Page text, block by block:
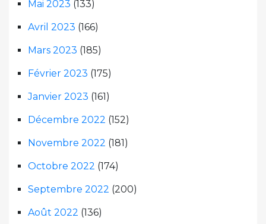
Mai 2023 (133)
Avril 2023 (166)
Mars 2023 (185)
Février 2023 (175)
Janvier 2023 (161)
Décembre 2022 (152)
Novembre 2022 (181)
Octobre 2022 (174)
Septembre 2022 (200)
Août 2022 (136)